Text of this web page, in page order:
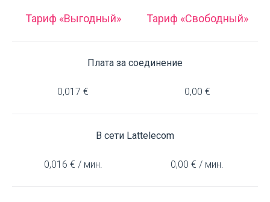
Тариф «Выгодный» Тариф «Свободный»
Плата за соединение
0,017 € 0,00 €
В сети Lattelecom
0,016 € / мин. 0,00 € / мин.